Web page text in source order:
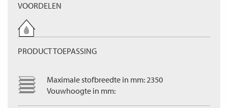
VOORDELEN
PRODUCT TOEPASSING
Maximale stofbreedte in mm: 2350
Vouwhoogte in mm: